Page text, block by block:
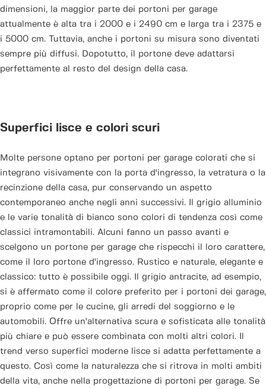
dimensioni, la maggior parte dei portoni per garage
attualmente è alta tra i 2000 e i 2490 cm e larga tra i 2375 e
i 5000 cm. Tuttavia, anche i portoni su misura sono diventati
sempre più diffusi. Dopotutto, il portone deve adattarsi
perfettamente al resto del design della casa.
Superfici lisce e colori scuri
Molte persone optano per portoni per garage colorati che si
integrano visivamente con la porta d'ingresso, la vetratura o la
recinzione della casa, pur conservando un aspetto
contemporaneo anche negli anni successivi. Il grigio alluminio
e le varie tonalità di bianco sono colori di tendenza così come
classici intramontabili. Alcuni fanno un passo avanti e
scelgono un portone per garage che rispecchi il loro carattere,
come il loro portone d'ingresso. Rustico e naturale, elegante e
classico: tutto è possibile oggi. Il grigio antracite, ad esempio,
si è affermato come il colore preferito per i portoni dei garage,
proprio come per le cucine, gli arredi del soggiorno e le
automobili. Offre un'alternativa scura e sofisticata alle tonalità
più chiare e può essere combinata con molti altri colori. Il
trend verso superfici moderne lisce si adatta perfettamente a
questo. Così come la naturalezza che si ritrova in molti ambiti
della vita, anche nella progettazione di portoni per garage. Se